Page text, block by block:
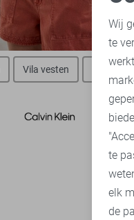
Vila vesten Vila
Wij
te
te
elk
de